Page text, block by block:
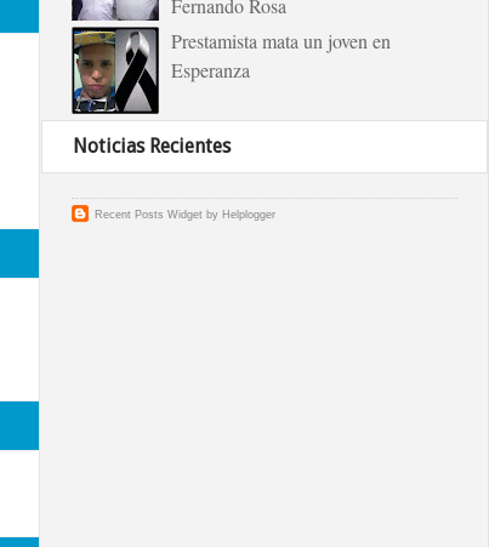
Fernando Rosa
Prestamista mata un joven en
Esperanza
Noticias Recientes
Recent Posts Widgetby Helplogger